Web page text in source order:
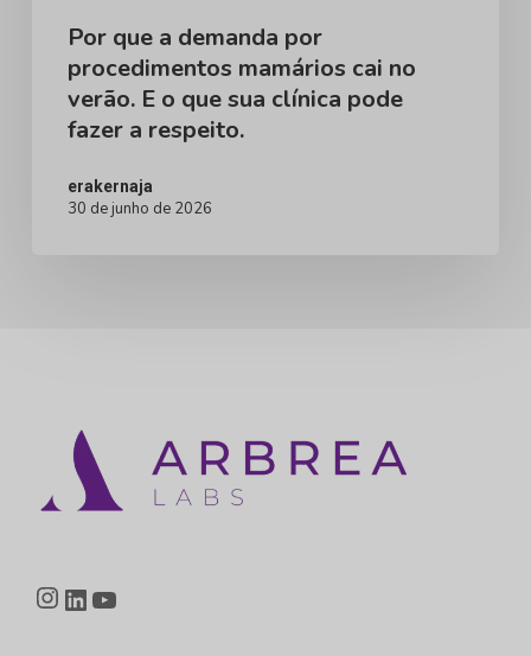
clínica
pode
Por que a demanda por
procedimentos mamários cai no
verão. E o que sua clínica pode
fazer a respeito.
erakernaja
30 de junho de 2026
Instagram
LinkedIn